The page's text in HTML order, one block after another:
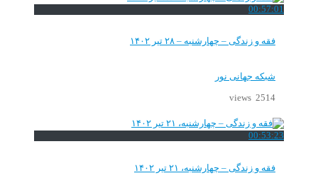
00:57:01
فقه و زندگی – چهارشنبه – ۲۸ تیر ۱۴۰۲
شبکه جهانی نور
2514 views
00:53:23
فقه و زندگی – چهارشنبه، ۲۱ تیر ۱۴۰۲